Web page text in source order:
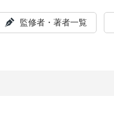
監修者・著者一覧